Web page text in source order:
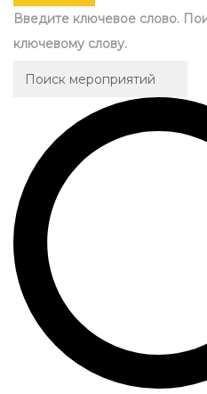
Введите ключевое слово.
ключевому слову.